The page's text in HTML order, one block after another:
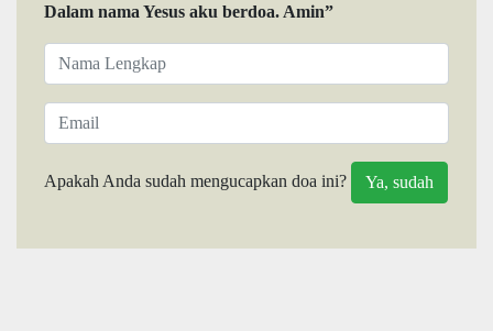
Dalam nama Yesus aku berdoa. Amin”
Apakah Anda sudah mengucapkan doa ini?